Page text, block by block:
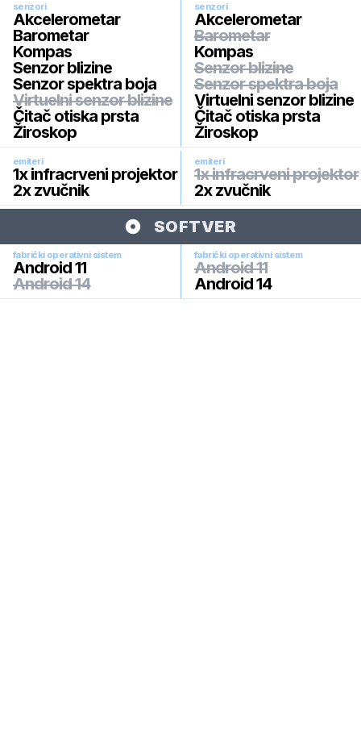
senzori
Akcelerometar
Barometar
Kompas
Senzor blizine
Senzor spektra boja
Virtuelni senzor blizine
Čitač otiska prsta
Žiroskop
senzori
Akcelerometar
Barometar
Kompas
Senzor blizine
Senzor spektra boja
Virtuelni senzor blizine
Čitač otiska prsta
Žiroskop
emiteri
1x infracrveni projektor
2x zvučnik
emiteri
1x infracrveni projektor
2x zvučnik
SOFTVER
fabrički operativni sistem
Android 11
Android 14
fabrički operativni sistem
Android 11
Android 14